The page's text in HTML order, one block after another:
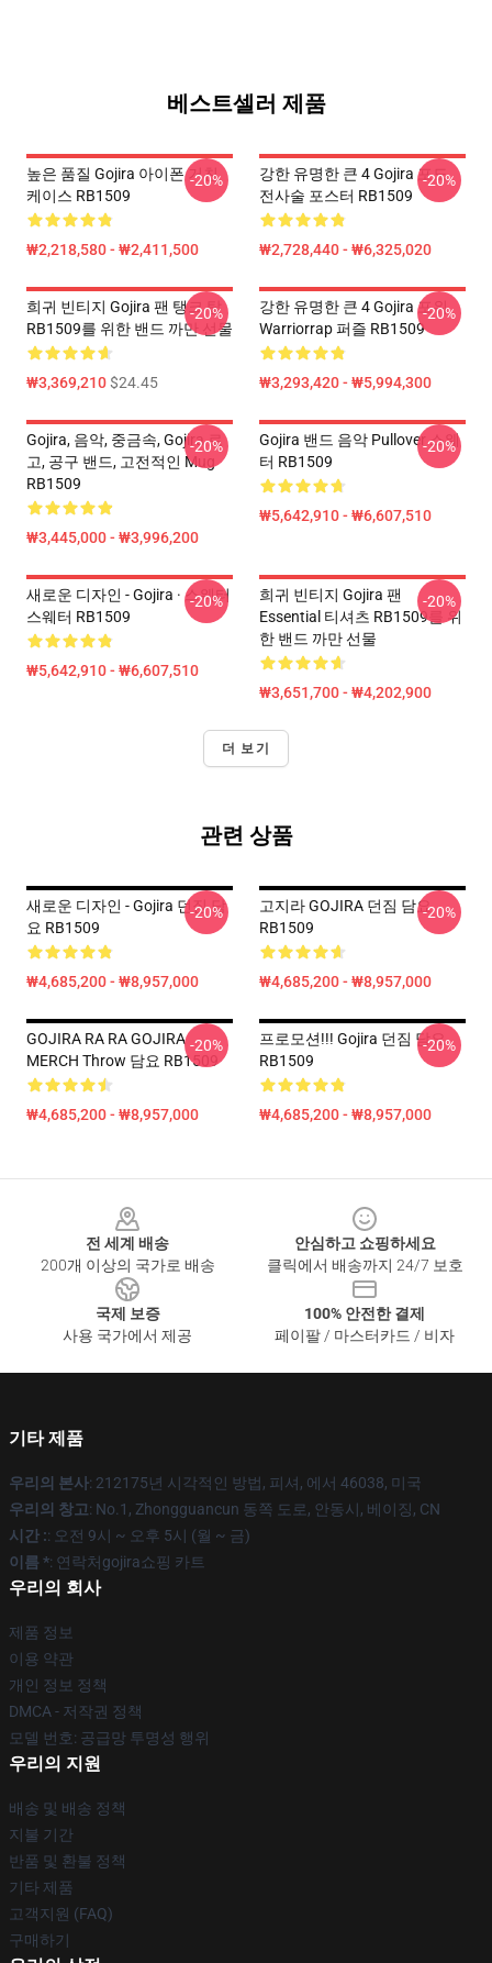
베스트셀러 제품
높은 품질 Gojira 아이폰 거친
케이스 RB1509
₩2,218,580 - ₩2,411,500
-20%
강한 유명한 큰 4 Gojira 포도
전사술 포스터 RB1509
₩2,728,440 - ₩6,325,020
-20%
희귀 빈티지 Gojira 팬 탱크 탑
RB1509를 위한 밴드 까만 선물
₩3,369,210$24.45
-20%
강한 유명한 큰 4 Gojira 포위
Warriorrap 퍼즐 RB1509
₩3,293,420 - ₩5,994,300
-20%
Gojira, 음악, 중금속, Gojira 로
고, 공구 밴드, 고전적인 Mug
RB1509
₩3,445,000 - ₩3,996,200
-20%
Gojira 밴드 음악 Pullover 스웨
터 RB1509
₩5,642,910 - ₩6,607,510
-20%
새로운 디자인 - Gojira · 스웨터
스웨터 RB1509
₩5,642,910 - ₩6,607,510
-20%
희귀 빈티지 Gojira 팬
Essential 티셔츠 RB1509를 위
한 밴드 까만 선물
₩3,651,700 - ₩4,202,900
-20%
더 보기
관련 상품
새로운 디자인 - Gojira 던짐 담
요 RB1509
₩4,685,200 - ₩8,957,000
-20%
고지라 GOJIRA 던짐 담요
RB1509
₩4,685,200 - ₩8,957,000
-20%
GOJIRA RA RA GOJIRA
MERCH Throw 담요 RB1509
₩4,685,200 - ₩8,957,000
-20%
프로모션!!! Gojira 던짐 담요
RB1509
₩4,685,200 - ₩8,957,000
-20%
전 세계 배송
200개 이상의 국가로 배송
안심하고 쇼핑하세요
클릭에서 배송까지 24/7 보호
국제 보증
사용 국가에서 제공
100% 안전한 결제
페이팔 / 마스터카드 / 비자
기타 제품
우리의 본사: 212175년 시각적인 방법, 피셔, 에서 46038, 미국
우리의 창고: No.1, Zhongguancun 동쪽 도로, 안동시, 베이징, CN
시간 :: 오전 9시 ~ 오후 5시 (월 ~ 금)
이름 *: 연락처gojira쇼핑 카트
우리의 회사
제품 정보
이용 약관
개인 정보 정책
DMCA - 저작권 정책
모델 번호: 공급망 투명성 행위
우리의 지원
배송 및 배송 정책
지불 기간
반품 및 환불 정책
기타 제품
고객지원 (FAQ)
구매하기